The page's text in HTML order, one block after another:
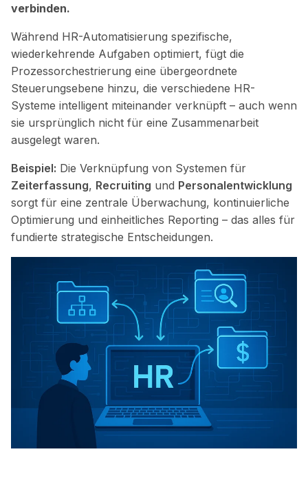
verbinden.
Während HR-Automatisierung spezifische,
wiederkehrende Aufgaben optimiert, fügt die
Prozessorchestrierung eine übergeordnete
Steuerungsebene hinzu, die verschiedene HR-
Systeme intelligent miteinander verknüpft – auch wenn
sie ursprünglich nicht für eine Zusammenarbeit
ausgelegt waren.
Beispiel: Die Verknüpfung von Systemen für
Zeiterfassung, Recruiting und Personalentwicklung
sorgt für eine zentrale Überwachung, kontinuierliche
Optimierung und einheitliches Reporting – das alles für
fundierte strategische Entscheidungen.